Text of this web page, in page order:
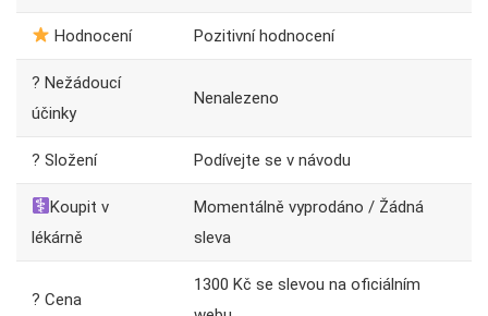
Hodnocení Pozitivní hodnocení
? Nežádoucí
účinky
Nenalezeno
? Složení Podívejte se v návodu
Koupit v
lékárně
Momentálně vyprodáno / Žádná
sleva
? Cena
1300 Kč se slevou na oficiálním